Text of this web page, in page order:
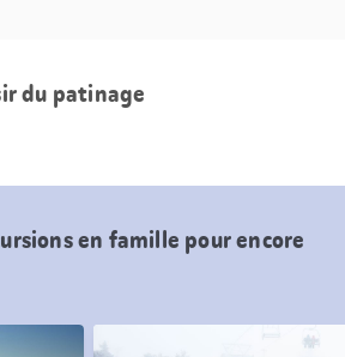
du patinage
en famille pour encore